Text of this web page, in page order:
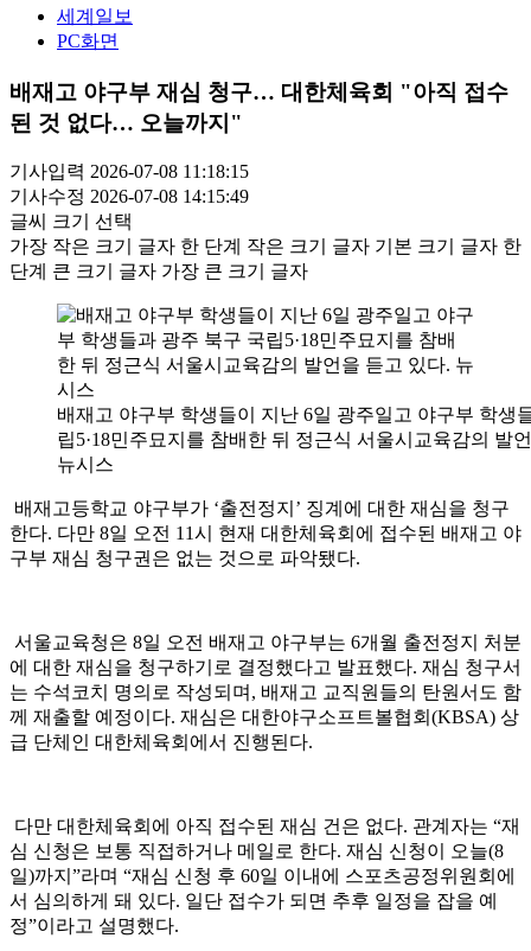
세계일보
PC화면
배재고 야구부 재심 청구… 대한체육회 "아직 접수
된 것 없다… 오늘까지"
기사입력 2026-07-08 11:18:15
기사수정 2026-07-08 14:15:49
글씨 크기 선택
가장 작은 크기 글자 한 단계 작은 크기 글자 기본 크기 글자 한
단계 큰 크기 글자 가장 큰 크기 글자
배재고 야구부 학생들이 지난 6일 광주일고 야구부 학생
립5·18민주묘지를 참배한 뒤 정근식 서울시교육감의 발
뉴시스
배재고등학교 야구부가 ‘출전정지’ 징계에 대한 재심을 청구
한다. 다만 8일 오전 11시 현재 대한체육회에 접수된 배재고 야
구부 재심 청구권은 없는 것으로 파악됐다.
서울교육청은 8일 오전 배재고 야구부는 6개월 출전정지 처분
에 대한 재심을 청구하기로 결정했다고 발표했다. 재심 청구서
는 수석코치 명의로 작성되며, 배재고 교직원들의 탄원서도 함
께 재출할 예정이다. 재심은 대한야구소프트볼협회(KBSA) 상
급 단체인 대한체육회에서 진행된다.
다만 대한체육회에 아직 접수된 재심 건은 없다. 관계자는 “재
심 신청은 보통 직접하거나 메일로 한다. 재심 신청이 오늘(8
일)까지”라며 “재심 신청 후 60일 이내에 스포츠공정위원회에
서 심의하게 돼 있다. 일단 접수가 되면 추후 일정을 잡을 예
정”이라고 설명했다.